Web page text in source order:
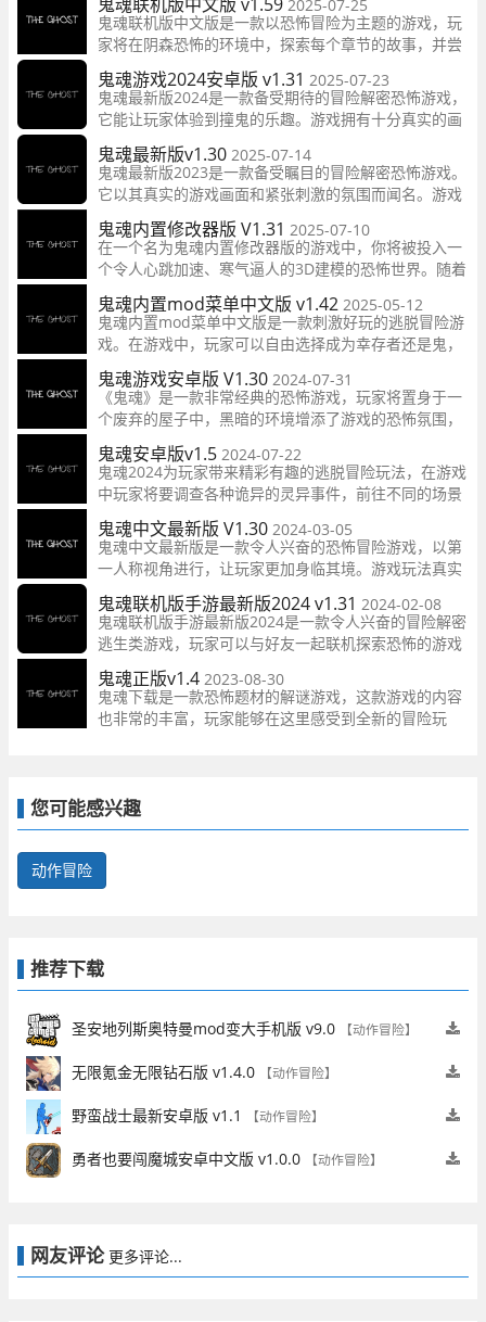
冒险。
2025-07-25
鬼魂联机版中文版是一款以恐怖冒险为主题的游戏，玩
家将在阴森恐怖的环境中，探索每个章节的故事，并尝
试解决谜题，逃脱鬼魂的追击，找到正确的逃生出口。
鬼魂游戏2024安卓版 v1.31 2025-07-23
鬼魂最新版2024是一款备受期待的冒险解密恐怖游戏，
它能让玩家体验到撞鬼的乐趣。游戏拥有十分真实的画
面效果，整个游戏世界十分黑暗，加上幽深恐怖的背景
音乐，让人倍感害怕。
鬼魂最新版v1.30 2025-07-14
鬼魂最新版2023是一款备受瞩目的冒险解密恐怖游戏。
它以其真实的游戏画面和紧张刺激的氛围而闻名。游戏
中的背景音乐和黑暗的环境使人不禁感到恐惧。玩家需
要在游戏中探索房间，利用各种道具来击败鬼怪。
鬼魂内置修改器版 V1.31 2025-07-10
在一个名为鬼魂内置修改器版的游戏中，你将被投入一
个令人心跳加速、寒气逼人的3D建模的恐怖世界。随着
每一步的探索，漆黑的幽深环境和那些仿佛近在耳边的
诡异声音会使你感受到生与死的边缘。
鬼魂内置mod菜单中文版 v1.42 2025-05-12
鬼魂内置mod菜单中文版是一款刺激好玩的逃脱冒险游
戏。在游戏中，玩家可以自由选择成为幸存者还是鬼，
体验不同的角色身份和互动方式。游戏支持多人联机，
操作简单易上手，让玩家们一起体验刺激的逃脱冒险。
鬼魂游戏安卓版 V1.30 2024-07-31
《鬼魂》是一款非常经典的恐怖游戏，玩家将置身于一
个废弃的屋子中，黑暗的环境增添了游戏的恐怖氛围，
仿佛有可怕的东西在紧追着你。你必须迅速寻找逃离的
方法，并通过自由的操作方式来完美体验游戏。
鬼魂安卓版v1.5 2024-07-22
鬼魂2024为玩家带来精彩有趣的逃脱冒险玩法，在游戏
中玩家将要调查各种诡异的灵异事件，前往不同的场景
中探索，收集需要的线索和道具，与其中的幽灵进行周
旋，解开所有的谜题，找到能够逃离的路线，体验惊悚
恐怖的逃亡之旅。
鬼魂中文最新版 V1.30 2024-03-05
鬼魂中文最新版是一款令人兴奋的恐怖冒险游戏，以第
一人称视角进行，让玩家更加身临其境。游戏玩法真实
感极强，为玩家带来了强烈的恐怖氛围。同时，游戏的
剧情内容也非常丰富，可以提供更好的冒险体验。
鬼魂联机版手游最新版2024 v1.31 2024-02-08
鬼魂联机版手游最新版2024是一款令人兴奋的冒险解密
逃生类游戏，玩家可以与好友一起联机探索恐怖的游戏
场景。这款游戏以其精致的画面和带感的音乐而闻名，
让玩家沉浸在幽暗的游戏场景中。
鬼魂正版v1.4 2023-08-30
鬼魂下载是一款恐怖题材的解谜游戏，这款游戏的内容
也非常的丰富，玩家能够在这里感受到全新的冒险玩
您可能感兴趣
动作冒险
推荐下载
圣安地列斯奥特曼mod变大手机版 v9.0 【动作冒险】
无限氪金无限钻石版 v1.4.0 【动作冒险】
野蛮战士最新安卓版 v1.1 【动作冒险】
勇者也要闯魔城安卓中文版 v1.0.0 【动作冒险】
网友评论 更多评论...